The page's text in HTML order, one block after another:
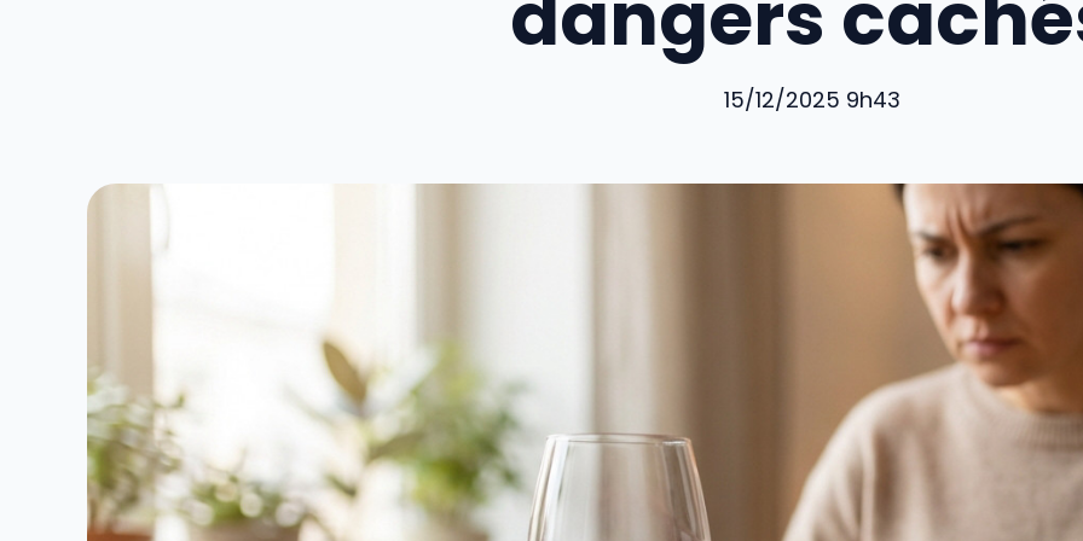
15/12/2025 9h43